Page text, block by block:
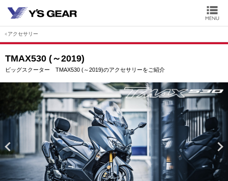
アクセサリー
TMAX530 (～2019)
ビッグスクーター TMAX530 (～2019)のアクセサリーをご紹介